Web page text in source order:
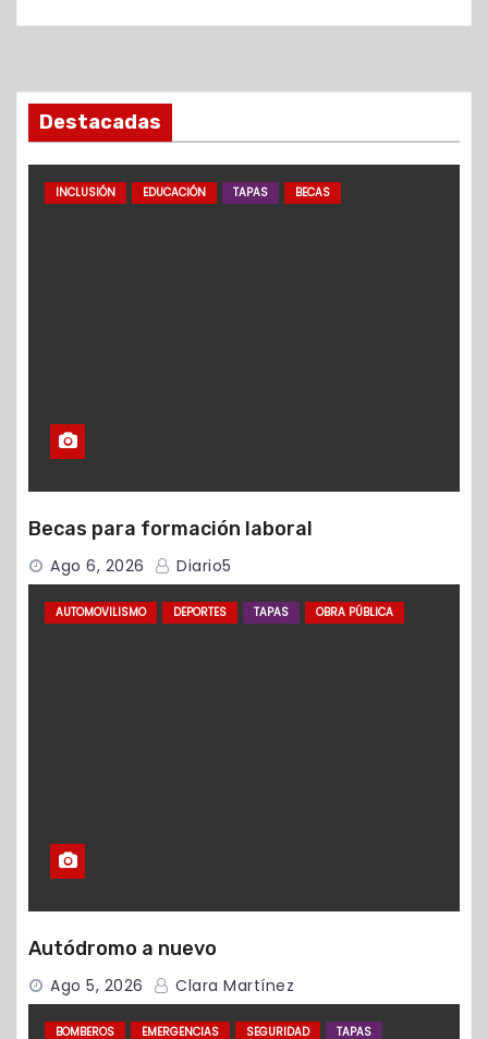
Destacadas
INCLUSIÓN EDUCACIÓN TAPAS BECAS
Becas para formación laboral
Ago 6, 2026 Diario5
AUTOMOVILISMO DEPORTES TAPAS OBRA PÚBLICA
Autódromo a nuevo
Ago 5, 2026 Clara Martínez
BOMBEROS EMERGENCIAS SEGURIDAD TAPAS